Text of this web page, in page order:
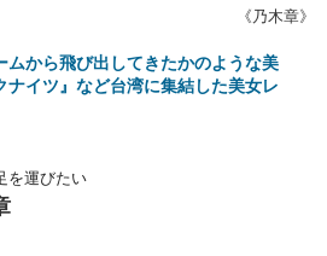
《乃木章》
ムから飛び出してきたかのような美
イツ』など台湾に集結した美女レ
を運びたい